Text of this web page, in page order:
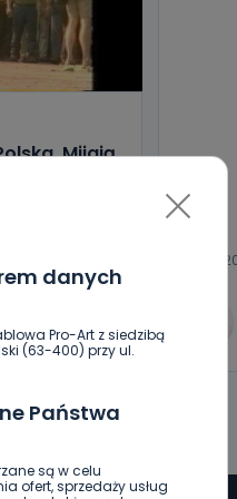
danych
Pro-Art z siedzibą
(63-400) przy ul.
Państwa
są w celu
ofert, sprzedaży usług
Mijają